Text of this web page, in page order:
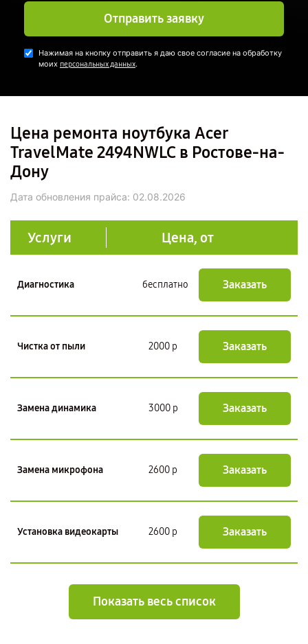
Отправить заявку
Нажимая на кнопку отправить я даю свое согласие на обработку
моих персональных данных.
Цена ремонта ноутбука Acer
TravelMate 2494NWLC в Ростове-на-
Дону
Дата обновления прайса: 02.08.2026
Услуги Цена, от
Диагностика бесплатно Заказать
Чистка от пыли 2000 р Заказать
Замена динамика 3000 р Заказать
Замена микрофона 2600 р Заказать
Установка видеокарты 2600 р Заказать
Показать весь список